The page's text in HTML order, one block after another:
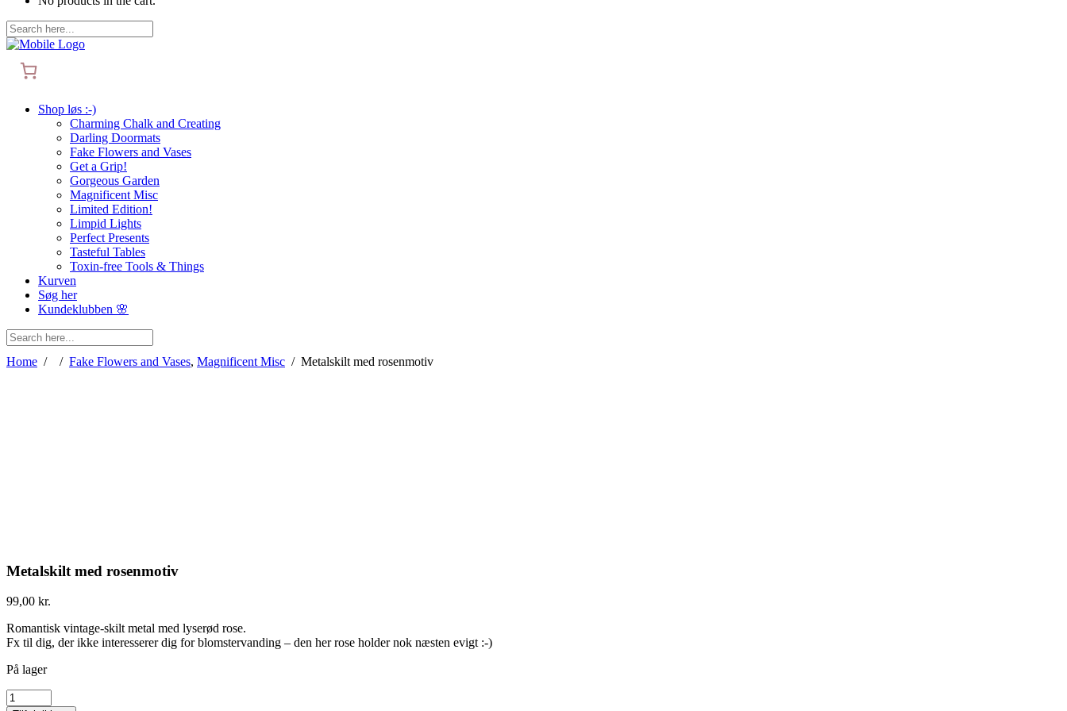
Shop løs :-)
Charming Chalk and Creating
Darling Doormats
Fake Flowers and Vases
Get a Grip!
Gorgeous Garden
Magnificent Misc
Limited Edition!
Limpid Lights
Perfect Presents
Tasteful Tables
Toxin-free Tools & Things
Kurven
Søg her
Kundeklubben 🌸
Home / / Fake Flowers and Vases, Magnificent Misc / Metalskilt med rosenmotiv
Metalskilt med rosenmotiv
99,00 kr.
Romantisk vintage-skilt metal med lyserød rose.
Fx til dig, der ikke interesserer dig for blomstervanding – den her rose holder nok næsten evigt :-)
På lager
Metalskilt